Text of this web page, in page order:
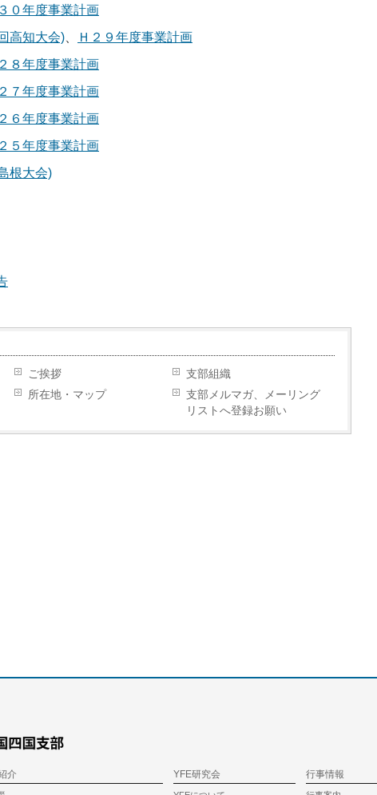
０年度事業計画
高知大会)
Ｈ２９年度事業計画
８年度事業計画
７年度事業計画
６年度事業計画
５年度事業計画
根大会)
ご挨拶
支部組織
所在地・マップ
支部メルマガ、メーリング
リストへ登録お願い
介 YFE研究会 行事情報